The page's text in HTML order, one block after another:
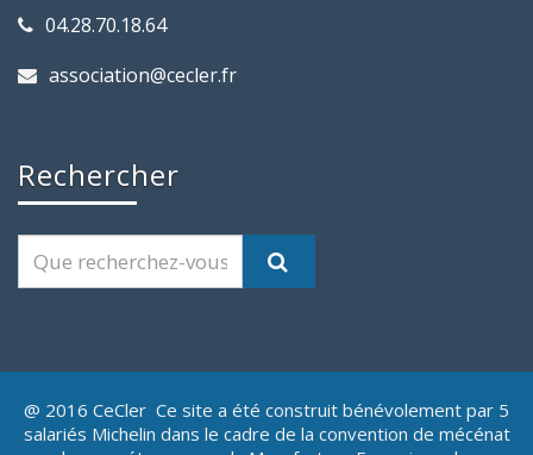
04.28.70.18.64
association@cecler.fr
Rechercher
@ 2016 CeCler Ce site a été construit bénévolement par 5
salariés Michelin dans le cadre de la convention de mécénat